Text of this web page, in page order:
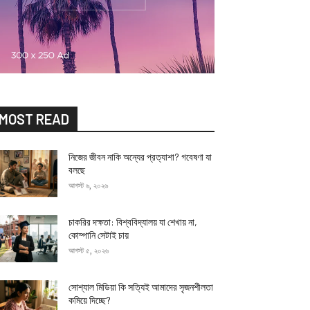
READ
নিজের জীবন নাকি অন্যের প্রত্যাশা? গবেষণা যা
বলছে
আগস্ট ৬, ২০২৬
চাকরির দক্ষতা: বিশ্ববিদ্যালয় যা শেখায় না,
কোম্পানি সেটাই চায়
আগস্ট ৫, ২০২৬
সোশ্যাল মিডিয়া কি সত্যিই আমাদের সৃজনশীলতা
কমিয়ে দিচ্ছে?